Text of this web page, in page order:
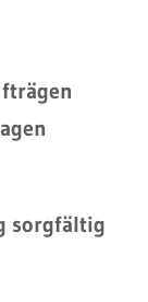
sorgfältig